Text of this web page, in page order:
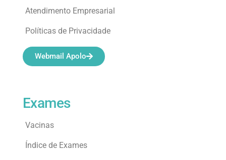
Exames
Vacinas
Índice de Exames
Atendimento Empresarial
Políticas de Privacidade
Webmail Apolo